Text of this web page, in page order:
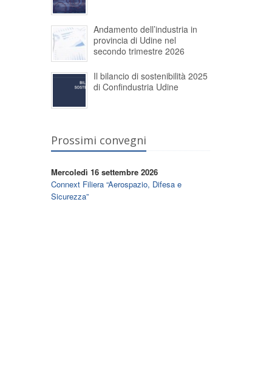
Andamento dell’industria in
provincia di Udine nel
secondo trimestre 2026
Il bilancio di sostenibilità 2025
di Confindustria Udine
Prossimi convegni
Mercoledì 16 settembre 2026
Connext Filiera “Aerospazio, Difesa e
Sicurezza”